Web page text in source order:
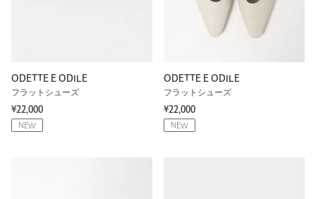
ODETTE E ODILE
フラットシューズ
¥22,000
NEW
ODETTE E ODILE
フラットシューズ
¥22,000
NEW